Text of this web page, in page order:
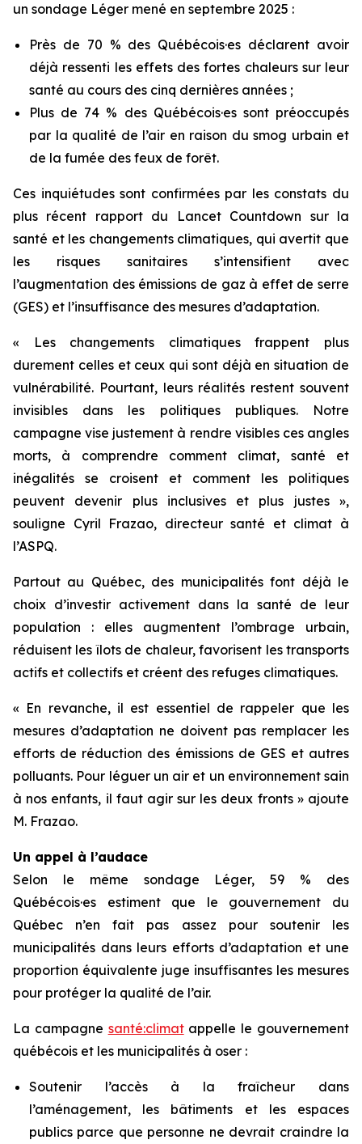
un sondage Léger mené en septembre 2025 :
Près de 70 % des Québécois·es déclarent avoir
déjà ressenti les effets des fortes chaleurs sur leur
santé au cours des cinq dernières années ;
Plus de 74 % des Québécois·es sont préoccupés
par la qualité de l’air en raison du smog urbain et
de la fumée des feux de forêt.
Ces inquiétudes sont confirmées par les constats du
plus récent rapport du
Lancet Countdown sur la
santé et les changements climatiques, qui avertit que
les risques sanitaires s’intensifient avec
l’augmentation des émissions de gaz à effet de serre
(GES) et l’insuffisance des mesures d’adaptation.
« Les changements climatiques frappent plus
durement celles et ceux qui sont déjà en situation de
vulnérabilité. Pourtant, leurs réalités restent souvent
invisibles dans les politiques publiques. Notre
campagne vise justement à rendre visibles ces angles
morts, à comprendre comment climat, santé et
inégalités se croisent et comment les politiques
peuvent devenir plus inclusives et plus justes »,
souligne Cyril Frazao, directeur santé et climat à
l’ASPQ.
Partout au Québec, des municipalités font déjà le
choix d’investir activement dans la santé de leur
population : elles augmentent l’ombrage urbain,
réduisent les îlots de chaleur, favorisent les transports
actifs et collectifs et créent des refuges climatiques.
« En revanche, il est essentiel de rappeler que les
mesures d’adaptation ne doivent pas remplacer les
efforts de réduction des émissions de GES et autres
polluants. Pour léguer un air et un environnement sain
à nos enfants, il faut agir sur les deux fronts » ajoute
M. Frazao.
Un appel à l’audace
Selon le même sondage Léger, 59 % des
Québécois·es estiment que le gouvernement du
Québec n’en fait pas assez pour soutenir les
municipalités dans leurs efforts d’adaptation et une
proportion équivalente juge insuffisantes les mesures
pour protéger la qualité de l’air.
La campagne santé:climatappelle le gouvernement
québécois et les municipalités à oser :
Soutenir l’accès à la fraîcheur dans
l’aménagement, les bâtiments et les espaces
publics parce que personne ne devrait craindre la